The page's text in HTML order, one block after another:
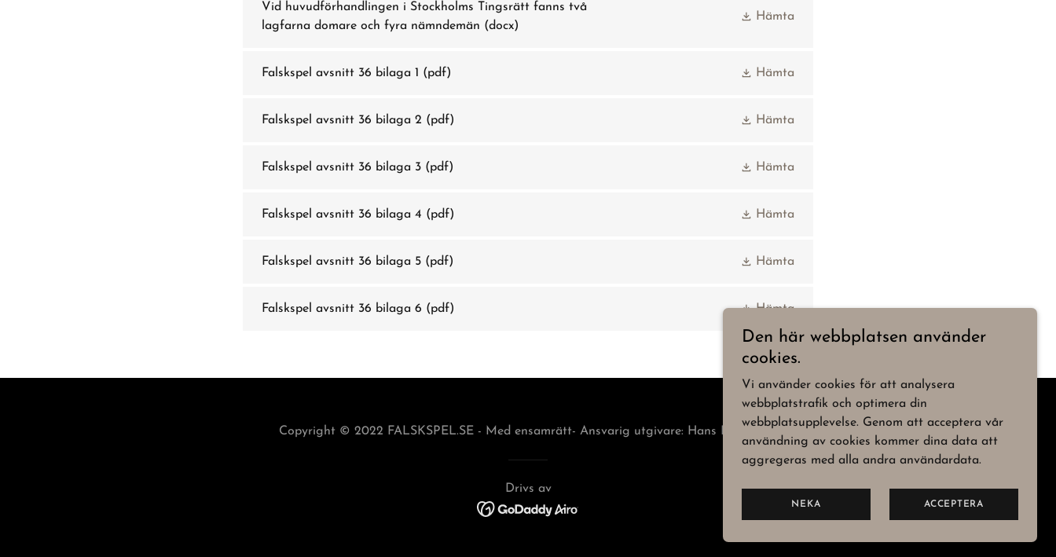
Vid huvudförhandlingen i Stockholms Tingsrätt fanns två
lagfarna domare och fyra nämndemän (docx)
Hämta
Falskspel avsnitt 36 bilaga 1 (pdf) Hämta
Falskspel avsnitt 36 bilaga 2 (pdf) Hämta
Falskspel avsnitt 36 bilaga 3 (pdf) Hämta
Falskspel avsnitt 36 bilaga 4 (pdf) Hämta
Falskspel avsnitt 36 bilaga 5 (pdf) Hämta
Falskspel avsnitt 36 bilaga 6 (pdf) Hämta
Copyright © 2022 FALSKSPEL.SE - Med ensamrätt- Ansvarig utgivare: Hans Lindström
Drivs av
Den här webbplatsen använder
cookies.
Vi använder cookies för att analysera
webbplatstrafik och optimera din
webbplatsupplevelse. Genom att acceptera vår
användning av cookies kommer dina data att
aggregeras med alla andra användardata.
NEKA ACCEPTERA